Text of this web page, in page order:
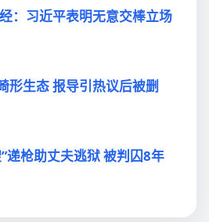
：习近平表明无意交棒立场
形生态 报导引热议后被删
递枪助丈夫逃狱 被判囚8年